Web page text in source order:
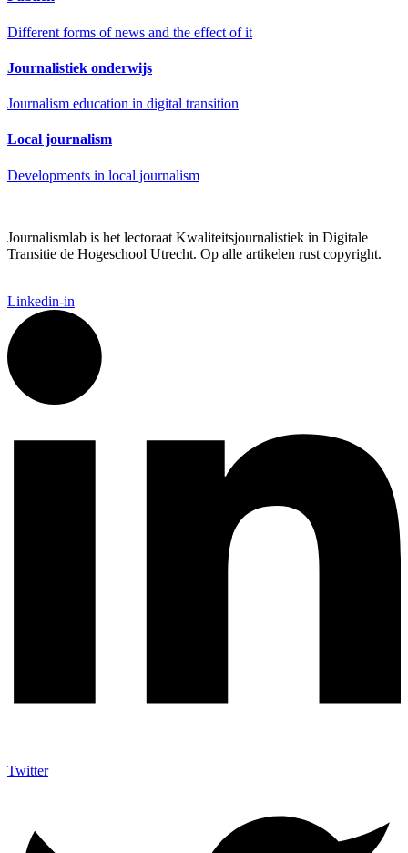
Different forms of news and the effect of it
Journalistiek onderwijs
Journalism education in digital transition
Local journalism
Developments in local journalism
Journalismlab is het lectoraat Kwaliteitsjournalistiek in Digitale
Transitie de Hogeschool Utrecht. Op alle artikelen rust copyright.
Linkedin-in
Twitter